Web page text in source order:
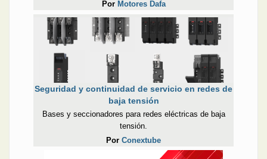
Por Motores Dafa
Seguridad y continuidad de servicio en redes de
baja tensión
Bases y seccionadores para redes eléctricas de baja
tensión.
Por Conextube